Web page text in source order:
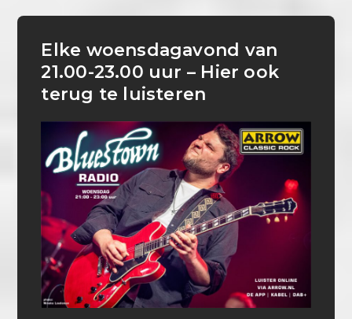
Elke woensdagavond van
21.00-23.00 uur – Hier ook
terug te luisteren